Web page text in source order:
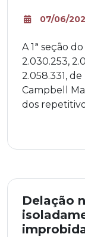
07/06/
A 1ª seção
2.030.253,
2.058.331,
Campbell
dos
Delação